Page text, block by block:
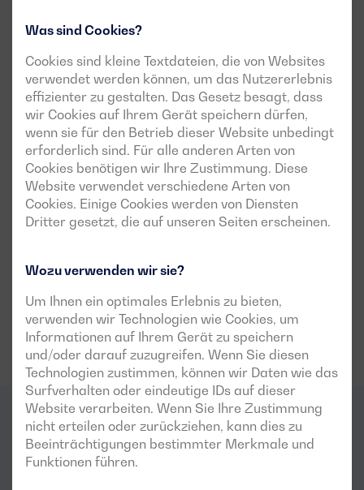
Was sind Cookies?
Cookies sind kleine Textdateien, die von Websites
verwendet werden können, um das Nutzererlebnis
effizienter zu gestalten. Das Gesetz besagt, dass
wir Cookies auf Ihrem Gerät speichern dürfen,
wenn sie für den Betrieb dieser Website unbedingt
erforderlich sind. Für alle anderen Arten von
Cookies benötigen wir Ihre Zustimmung. Diese
Website verwendet verschiedene Arten von
Cookies. Einige Cookies werden von Diensten
Dritter gesetzt, die auf unseren Seiten erscheinen.
Wozu verwenden wir sie?
Um Ihnen ein optimales Erlebnis zu bieten,
verwenden wir Technologien wie Cookies, um
Informationen auf Ihrem Gerät zu speichern
und/oder darauf zuzugreifen. Wenn Sie diesen
Technologien zustimmen, können wir Daten wie das
Surfverhalten oder eindeutige IDs auf dieser
Website verarbeiten. Wenn Sie Ihre Zustimmung
nicht erteilen oder zurückziehen, kann dies zu
Beeinträchtigungen bestimmter Merkmale und
Funktionen führen.
Für welcheBereicheist dieser
Generator am besten